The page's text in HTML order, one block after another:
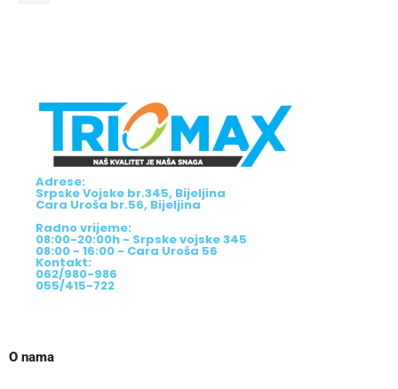
Adrese:
Srpske Vojske br.345, Bijeljina
Cara Uroša br.56, Bijeljina
Radno vrijeme:
08:00-20:00h - Srpske vojske 345
08:00 - 16:00 - Cara Uroša 56
Kontakt:
062/980-986
055/415-722
O nama